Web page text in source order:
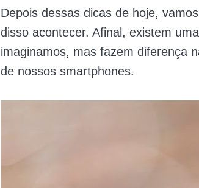
Depois dessas dicas de hoje,
disso acontecer. Afinal, existem
imaginamos, mas fazem diferença
de nossos smartphones.